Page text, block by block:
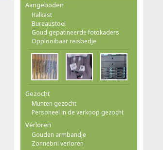
Aangeboden
Halkast
Bureaustoel
Goud gepatineerde fotokaders
Opplooibaar reisbedje
Gezocht
Munten gezocht
Personeel in de verkoop gezocht
Verloren
Gouden armbandje
Zonnebril verloren